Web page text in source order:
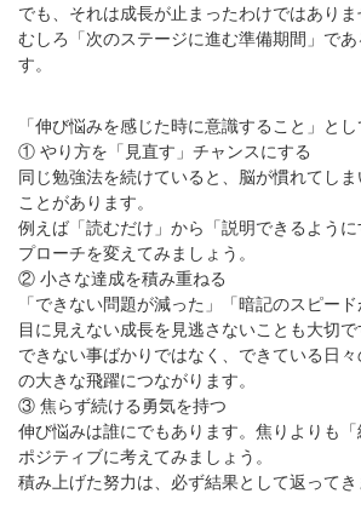
でも、それは成長が止まったわけではありま
むしろ「次のステージに進む準備期間」で
す。
「伸び悩みを感じた時に意識すること」とし
① やり方を「見直す」チャンスにする
同じ勉強法を続けていると、脳が慣れてし
ことがあります。
例えば「読むだけ」から「説明できるよう
プローチを変えてみましょう。
② 小さな達成を積み重ねる
「できない問題が減った」「暗記のスピード
目に見えない成長を見逃さないことも大切で
できない事ばかりではなく、できている日
の大きな飛躍につながります。
③ 焦らず続ける勇気を持つ
伸び悩みは誰にでもあります。焦りよりも
ポジティブに考えてみましょう。
積み上げた努力は、必ず結果として返ってき